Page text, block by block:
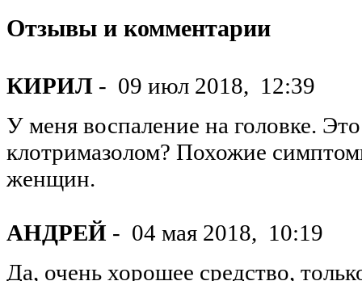
Отзывы и комментарии
КИРИЛ - 09 июл 2018, 12:39
У меня воспаление на головке.
клотримазолом? Похожие
женщин.
АНДРЕЙ - 04 мая 2018, 10:19
Да, очень хорошее средство,